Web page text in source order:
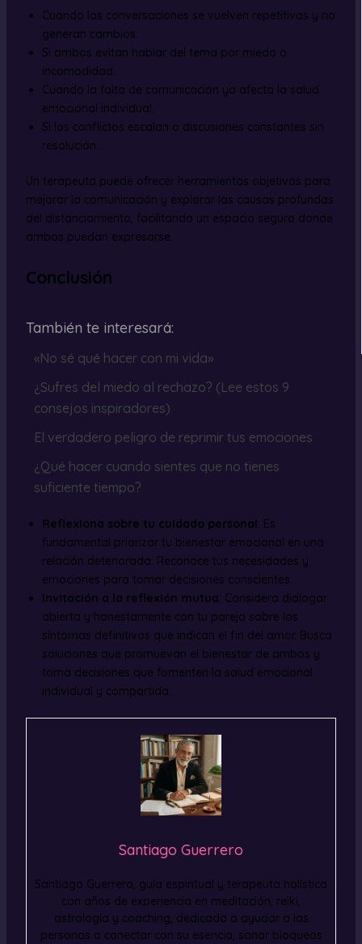
Cuando las conversaciones se vuelven repetitivas y no
generan cambios.
Si ambos evitan hablar del tema por miedo o
incomodidad.
Cuando la falta de comunicación ya afecta la salud
emocional individual.
Si los conflictos escalan a discusiones constantes sin
resolución.
Un terapeuta puede ofrecer herramientas objetivas para
mejorar la comunicación y explorar las causas profundas
del distanciamiento, facilitando un espacio seguro donde
ambos puedan expresarse.
Conclusión
También te interesará:
«No sé qué hacer con mi vida»
¿Sufres del miedo al rechazo? (Lee estos 9
consejos inspiradores)
El verdadero peligro de reprimir tus emociones
¿Qué hacer cuando sientes que no tienes
suficiente tiempo?
Reflexiona sobre tu cuidado personal : Es
fundamental priorizar tu bienestar emocional en una
relación deteriorada. Reconoce tus necesidades y
emociones para tomar decisiones conscientes.
Invitación a la reflexión mutua: Considera dialogar
abierta y honestamente con tu pareja sobre los
síntomas definitivos que indican el fin del amor. Busca
soluciones que promuevan el bienestar de ambos y
toma decisiones que fomenten la salud emocional
individual y compartida.
Santiago Guerrero
Santiago Guerrero, guía espiritual y terapeuta holística
con años de experiencia en meditación, reiki,
astrología y coaching, dedicada a ayudar a las
personas a conectar con su esencia, sanar bloqueos